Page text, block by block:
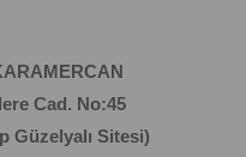
Cad. No:45
Güzelyalı Sitesi)